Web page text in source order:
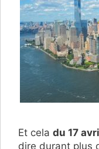
Et cela du 17
dire durant plus